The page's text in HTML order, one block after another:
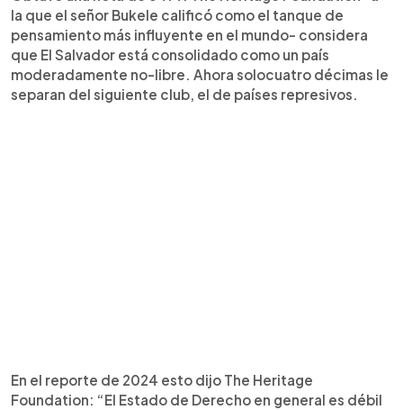
la que el señor Bukele calificó como el tanque de
pensamiento más influyente en el mundo- considera
que El Salvador está consolidado como un país
moderadamente no-libre. Ahora solocuatro décimas le
separan del siguiente club, el de países represivos.
En el reporte de 2024 esto dijo The Heritage
Foundation: “El Estado de Derecho en general es débil